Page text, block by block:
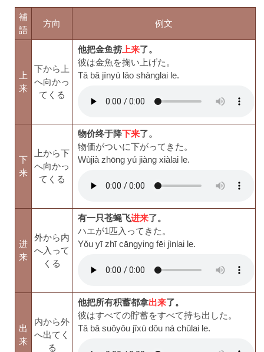
補
語
方向 例文
上
来
下から上
へ向かっ
てくる
他把金鱼捞 上来了。
彼は金魚を掬い上げた。
Tā bǎ jīnyú lāo shànglai le.
下
来
上から下
へ向かっ
てくる
物价终于降下来了。
物価がついに下がってきた。
Wùjià zhōng yú jiàng xiàlai le.
进
来
外から内
へ入って
くる
有一只苍蝇飞进来了。
ハエが1匹入ってきた。
Yǒu yī zhī cāngying fēi jìnlai le.
出
来
内から外
へ出てく
る
他把所有积蓄都拿出来了。
彼はすべての貯蓄をすべて持ち出した。
Tā bǎ suǒyǒu jīxù dōu ná chūlai le.